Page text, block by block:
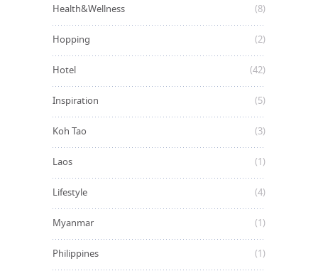
Health&Wellness (8)
Hopping (2)
Hotel (42)
Inspiration (5)
Koh Tao (3)
Laos (1)
Lifestyle (4)
Myanmar (1)
Philippines (1)